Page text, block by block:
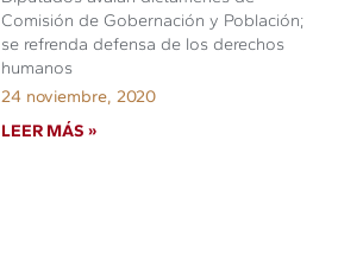
Comisión de Gobernación y Población;
se refrenda defensa de los derechos
humanos
24 noviembre, 2020
LEER MÁS »